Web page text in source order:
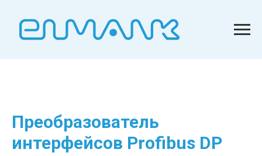
Преобразователь
интерфейсов Profibus DP